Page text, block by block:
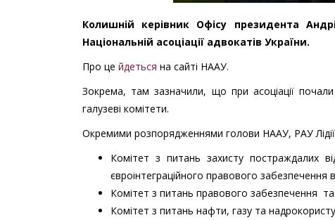
Колишній керівник Офісу президента
Національній асоціації адвокатів України.
Про це йдеться на сайті НААУ.
Зокрема, там зазначили, що при асоціації
галузеві комітети.
Окремими розпорядженнями голови НААУ, РАУ Лідії
Комітет з питань захисту постраждалих
євроінтеграційного правового
Комітет з питань правового забезпечення
Комітет з питань нафти, газу та